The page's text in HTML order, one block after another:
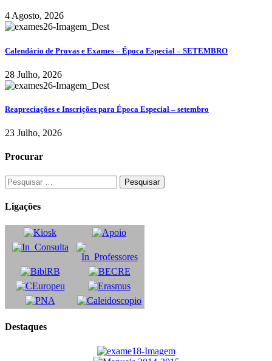
4 Agosto, 2026
Calendário de Provas e Exames – Época Especial – SETEMBRO
28 Julho, 2026
Reapreciações e Inscrições para Época Especial – setembro
23 Julho, 2026
Procurar
Ligações
Destaques